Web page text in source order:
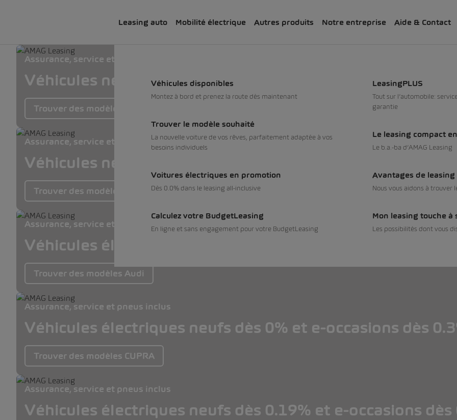
Leasing auto Mobilité électrique Autres produits Notre entreprise Aide & Contact
Véhicules disponibles
Montez à bord et prenez la route dès maintenant
Trouver le modèle souhaité
La nouvelle voiture de vos rêves, parfaitement adaptée à vos
besoins individuels
Voitures électriques en promotion
Dès 0.0% dans le leasing all-inclusive
Calculez votre BudgetLeasing
En ligne et sans engagement pour votre BudgetLeasing
LeasingPLUS
Tout sur l’automobile:
garantie
Le leasing compact
Le b.a.­-ba d’AMAG Leasing
Avantages de leasing
Nous vous aidons à trouver
Mon leasing touche à
Les possibilités dont vous
Assurance, service et pneus inclus
Véhicules neufs dès 0% et occasions dès 0.99%
Trouver des modèles
Assurance, service et pneus inclus
Véhicules neufs dès 0% et occasions dès 0.3%
Trouver des modèles SEAT
Assurance, service et pneus inclus
Véhicules électriques neufs dès 0% et e-occasions dès
Trouver des modèles Audi
Assurance, service et pneus inclus
Véhicules électriques neufs dès 0% et e-occasions dès
Trouver des modèles CUPRA
Assurance, service et pneus inclus
Véhicules électriques neufs dès 0.19% et e-occasions dès